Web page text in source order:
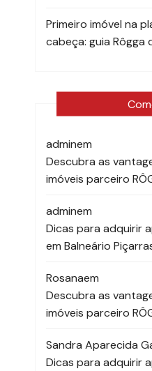
Primeiro imóvel na
cabeça: guia
adminem
Descubra as
imóveis parceiro
adminem
Dicas para adquirir
em Balneário
Rosanaem
Descubra as
imóveis parceiro
Sandra Aparecida
Dicas para adquirir